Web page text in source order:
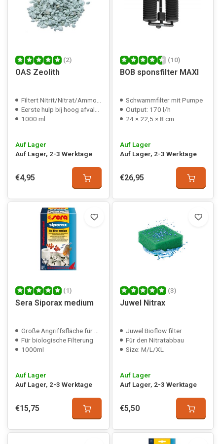
(2)
OAS Zeolith
Filtert Nitrit/Nitrat/Ammoniak
Eerste hulp bij hoog afvalstof gehalte
1000 ml
Auf Lager
Auf Lager, 2-3 Werktage
€4,95
(10)
BOB sponsfilter MAXI
Schwammfilter mit Pumpe
Output: 170 l/h
24 × 22,5 × 8 cm
Auf Lager
Auf Lager, 2-3 Werktage
€26,95
(1)
Sera Siporax medium
Große Angriffsfläche für Bakterien
Für biologische Filterung
1000ml
Auf Lager
Auf Lager, 2-3 Werktage
€15,75
(3)
Juwel Nitrax
Juwel Bioflow filter
Für den Nitratabbau
Size: M/L/XL
Auf Lager
Auf Lager, 2-3 Werktage
€5,50